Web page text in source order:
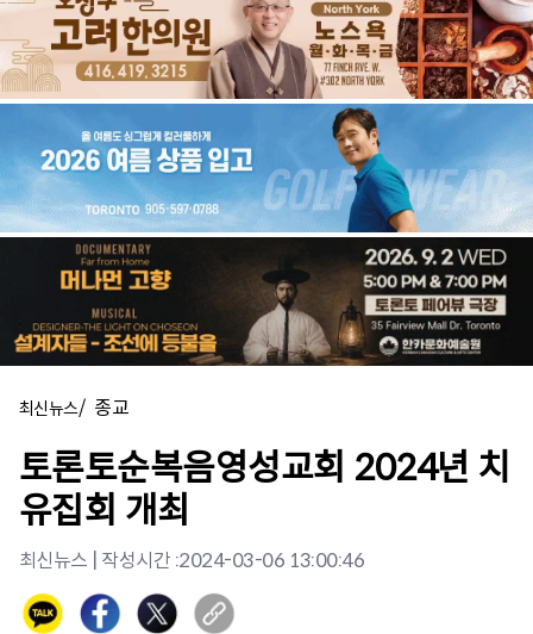
최신뉴스/ 종교
토론토순복음영성교회 2024년 치
유집회 개최
최신뉴스 | 작성시간 :2024-03-06 13:00:46